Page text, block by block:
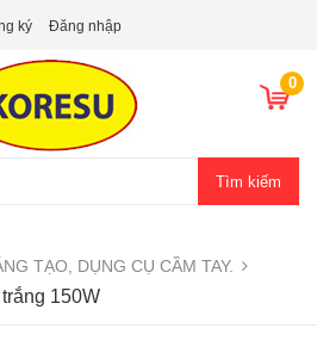
ký Đăng nhập
0
Tìm kiếm
TẠO, DỤNG CỤ CẦM TAY.
150W